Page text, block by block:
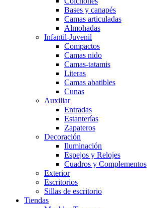
Bases y canapés
Camas articuladas
Almohadas
Infantil-Juvenil
Compactos
Camas nido
Camas-tatamis
Literas
Camas abatibles
Cunas
Auxiliar
Entradas
Estanterías
Zapateros
Decoración
Iluminación
Espejos y Relojes
Cuadros y Complementos
Exterior
Escritorios
Sillas de escritorio
Tiendas